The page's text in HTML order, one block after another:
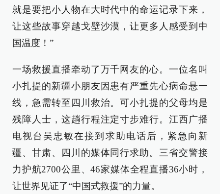
就是要把小人物在大时代中的命运记录下来，
让这些故事穿越戈壁沙漠，让更多人感受到中
国温度！”
一场救援直播牵动了万千网友的心。一位名叫
小扎提的新疆小朋友因患有严重先心病命悬一
线，急需转至四川救治。可小扎提的父母均是
残障人士，这趟行程注定寸步难行。江西广播
电视台吴忠敏在接到求助电话后，紧急向新
疆、甘肃、四川的媒体同行求助。三省交警接
力护航2700公里、46家媒体全程直播36小时，
让世界见证了“中国式救援”的力量。